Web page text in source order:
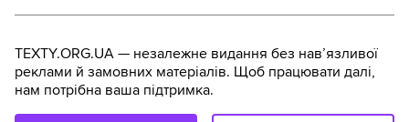
TEXTY.ORG.UA — незалежне видання без навʼязливої
реклами й замовних матеріалів. Щоб працювати далі,
нам потрібна ваша підтримка.